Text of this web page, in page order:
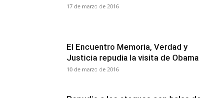
17 de marzo de 2016
El Encuentro Memoria, Verdad y
Justicia repudia la visita de Obama
10 de marzo de 2016